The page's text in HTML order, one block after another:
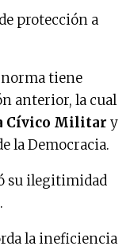
protección a
tiene
anterior, la cual
Cívico Militar y
la Democracia.
su ilegitimidad
la ineficiencia